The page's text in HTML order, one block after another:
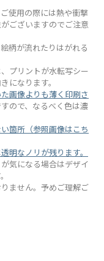
使用の際には熱や衝撃
ございますのでご注意
柄が流れたりはがれる
プリントが水転写シー
になります。
画像よりも薄く印刷さ
ので、なるべく色は濃
箇所（参照画像はこち
明なノリが残ります。
気になる場合はデザイ
ません。予めご理解ご